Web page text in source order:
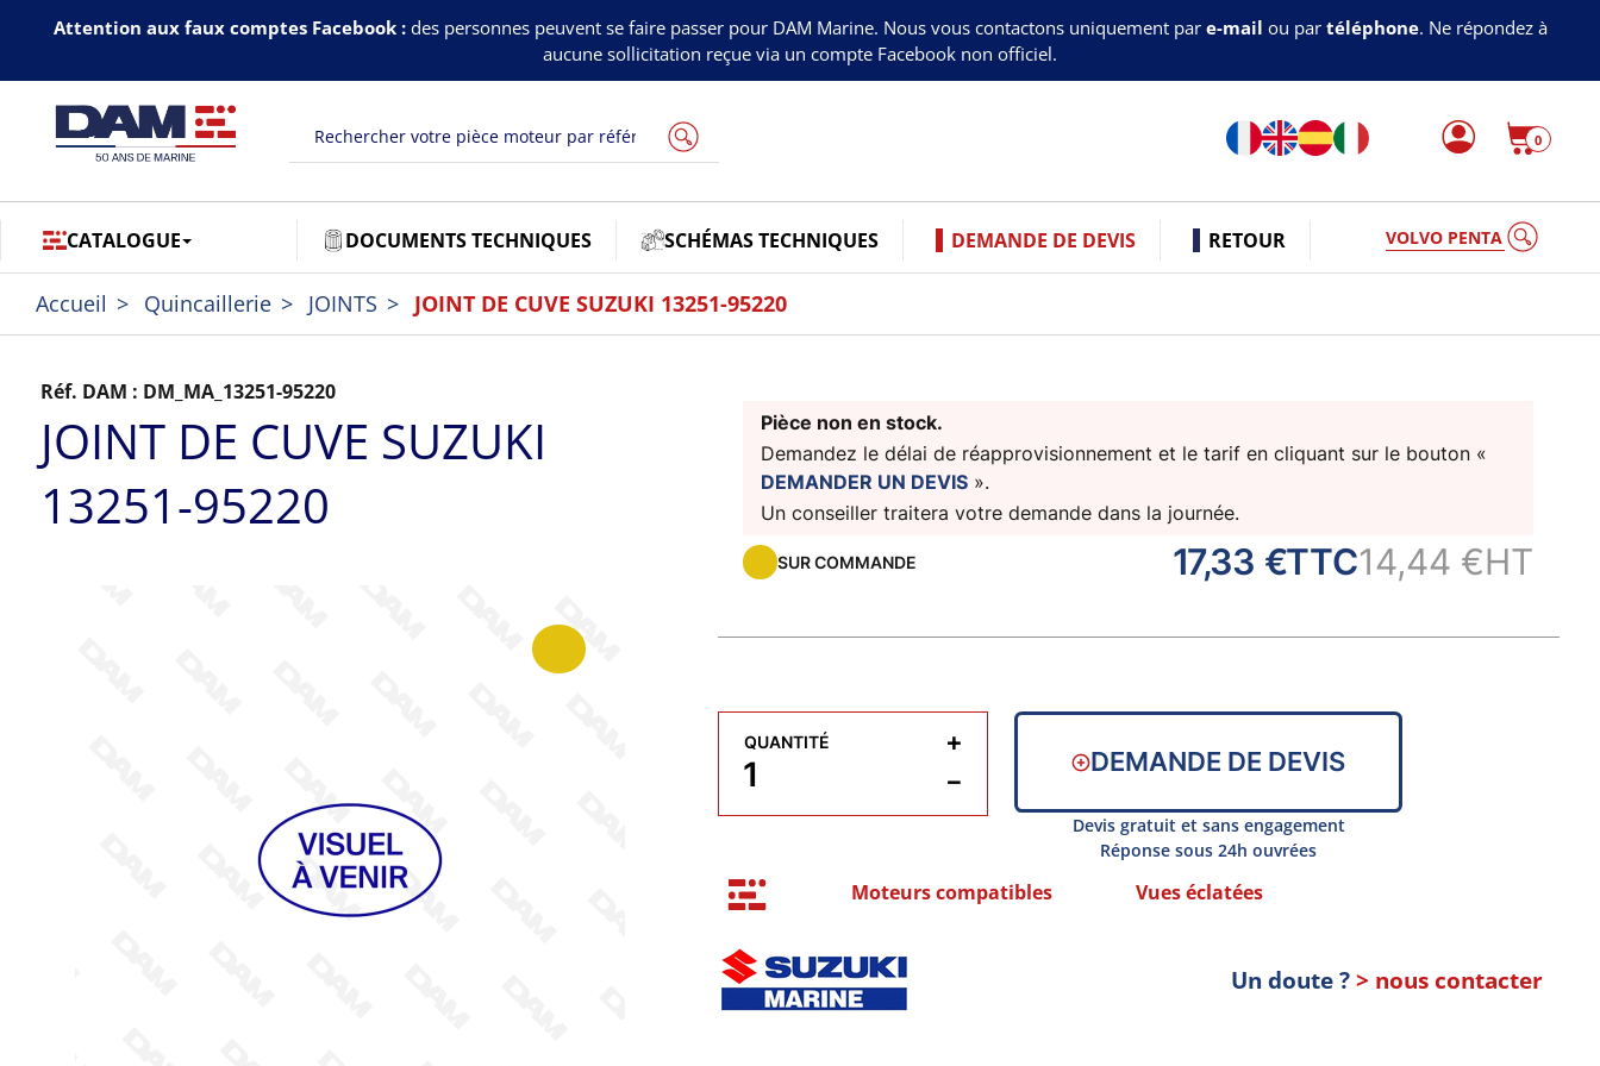
Attention aux faux comptes Facebook :des personnes peuvent se faire passer pour DAM Marine. Nous vous contactons uniquement par e-mail ou par téléphone. Ne répondez à
aucune sollicitation reçue via un compte Facebook non officiel.
0
CATALOGUE DOCUMENTS TECHNIQUES SCHÉMAS TECHNIQUES DEMANDE DE DEVIS RETOUR VOLVO PENTA
Accueil Quincaillerie JOINTS JOINT DE CUVE SUZUKI 13251-95220
Réf. DAM : DM_MA_13251-95220
JOINT DE CUVE SUZUKI
13251-95220
Pièce non en stock.
Demandez le délai de réapprovisionnement et le tarif en cliquant sur le bouton «
DEMANDER UN DEVIS».
Un conseiller traitera votre demande dans la journée.
SUR COMMANDE 17,33 €TTC14,44 €HT
QUANTITÉ
−
+
DEMANDE DE DEVIS
Devis gratuit et sans engagement
Réponse sous 24h ouvrées
Moteurs compatibles Vues éclatées
Un doute ?> nous contacter